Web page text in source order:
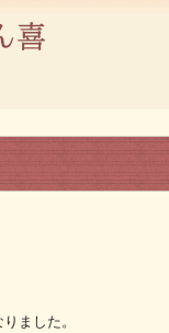
ました。